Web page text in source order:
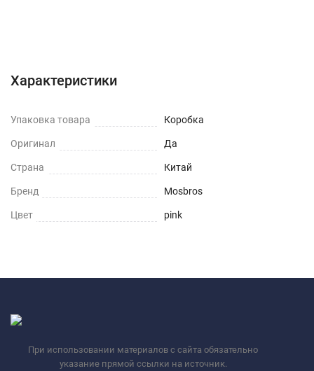
Характеристики
Упаковка товара Коробка
Оригинал Да
Страна Китай
Бренд Mosbros
Цвет pink
При использовании материалов с сайта обязательно
указание прямой ссылки на источник.